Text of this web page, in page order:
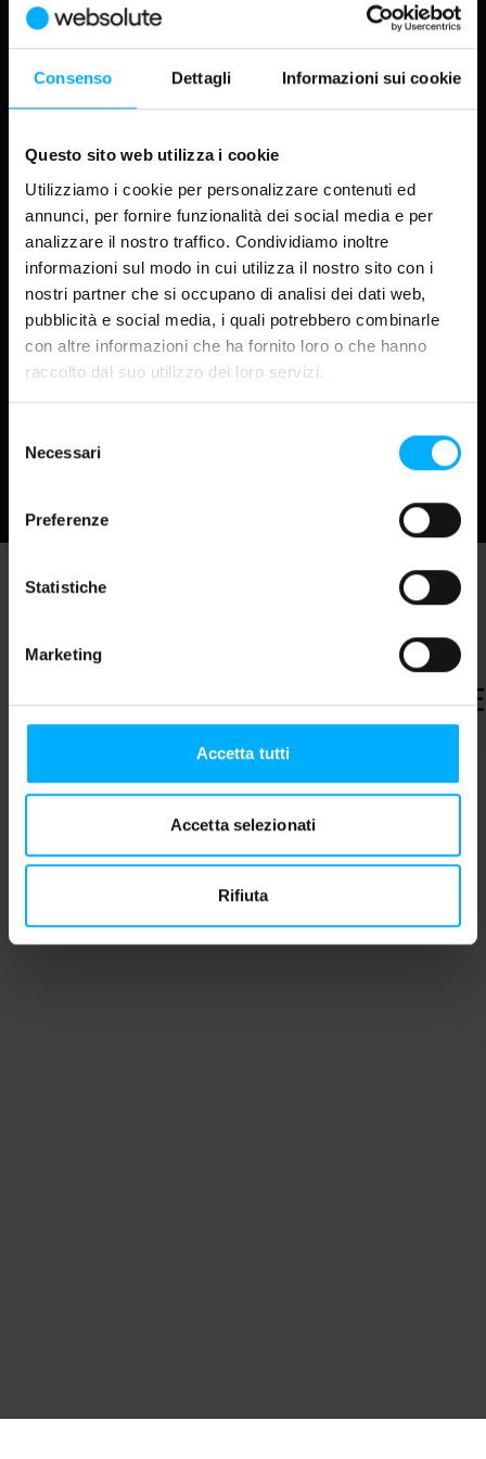
Consenso Dettagli Informazioni sui cookie
Questo sito web utilizza i cookie
Utilizziamo i cookie per personalizzare contenuti ed
annunci, per fornire funzionalità dei social media e per
analizzare il nostro traffico. Condividiamo inoltre
informazioni sul modo in cui utilizza il nostro sito con i
nostri partner che si occupano di analisi dei dati web,
pubblicità e social media, i quali potrebbero combinarle
con altre informazioni che ha fornito loro o che hanno
raccolto dal suo utilizzo dei loro servizi.
delNecessari
Preferenze
Statistiche
Marketing
Accetta tutti
Accetta selezionati
Rifiuta
DISCOVER
About
Progetti
Industry
Magazine
CORPORATE
Lavora con noi
Investor relations
FOLLOW US
LinkedIn
Instagram
Facebook
derivano dall’efficacia delle strategie applicate:
campagne SEO, advertising, social media e marketing
pianificate correttamente. Con Websolute, il Digital
Marketing diventa un investimento misurabile, capace
SERVIZI CORRELATI
VISTA GALLERIA VISTA GRIGLIA
SEO Strategy